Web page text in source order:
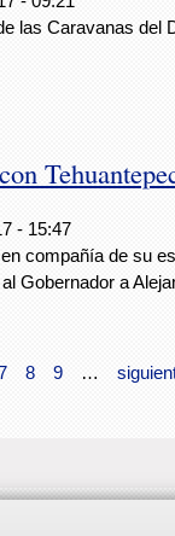
las Caravanas del
- 15:47
compañía de su
Gobernador a
8 9 …